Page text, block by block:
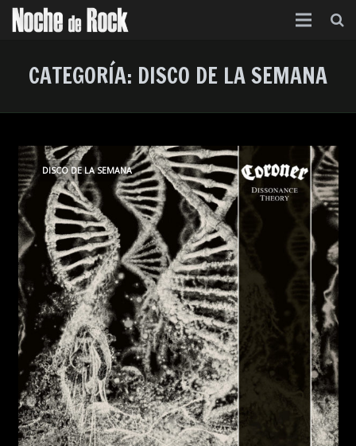
Foro
Contacto
Acerca de
CATEGORÍA: DISCO DE LA SEMANA
DISCO DE LA SEMANA